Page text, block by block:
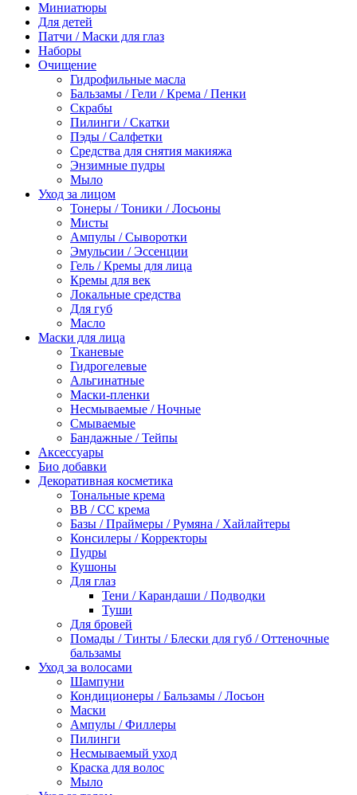
Миниатюры
Для детей
Патчи / Маски для глаз
Наборы
Очищение
Гидрофильные масла
Бальзамы / Гели / Крема / Пенки
Скрабы
Пилинги / Скатки
Пэды / Салфетки
Средства для снятия макияжа
Энзимные пудры
Мыло
Уход за лицом
Тонеры / Тоники / Лосьоны
Мисты
Ампулы / Сыворотки
Эмульсии / Эссенции
Гель / Кремы для лица
Кремы для век
Локальные средства
Для губ
Масло
Маски для лица
Тканевые
Гидрогелевые
Альгинатные
Маски-пленки
Несмываемые / Ночные
Смываемые
Бандажные / Тейпы
Аксессуары
Био добавки
Декоративная косметика
Тональные крема
BB / СС крема
Базы / Праймеры / Румяна / Хайлайтеры
Консилеры / Корректоры
Пудры
Кушоны
Для глаз
Тени / Карандаши / Подводки
Туши
Для бровей
Помады / Тинты / Блески для губ / Оттеночные
бальзамы
Уход за волосами
Шампуни
Кондиционеры / Бальзамы / Лосьон
Маски
Ампулы / Филлеры
Пилинги
Несмываемый уход
Краска для волос
Мыло